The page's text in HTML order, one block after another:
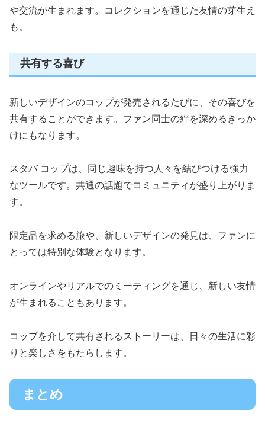
や交流が生まれます。コレクションを通じた友情の芽生え
も。
共有する喜び
新しいデザインのコップが発売されるたびに、その喜びを
共有することができます。ファン同士の絆を深めるきっか
けにもなります。
スタバ コップは、同じ趣味を持つ人々を結びつける強力
なツールです。共通の話題でコミュニティが盛り上がりま
す。
限定品を求める旅や、新しいデザインの発見は、ファンに
とっては特別な体験となります。
オンラインやリアルでのミーティングを通じ、新しい友情
が生まれることもあります。
コップを介して共有されるストーリーは、日々の生活に彩
りと楽しさをもたらします。
まとめ